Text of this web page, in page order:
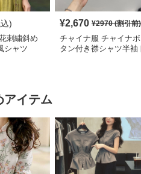
)
刺繍斜め
シャツ
¥2,670 ¥2970(割引前)
チャイナ服 チャイナボ
タン付き襟シャツ半袖
アイテム